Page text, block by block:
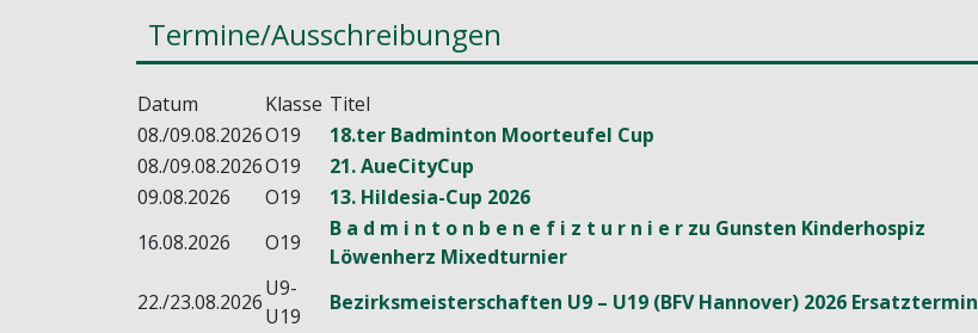
Termine/Ausschreibungen
Datum Klasse Titel
08./09.08.2026O19 18.ter Badminton Moorteufel Cup
08./09.08.2026O19 21. AueCityCup
09.08.2026
O19 13. Hildesia-Cup 2026
16.08.2026
O19
B a d m i n t o n b e n e f i z t u r n i e r zu Gunsten Kinderhospiz
Löwenherz Mixedturnier
22./23.08.2026
U9-
U19
Bezirksmeisterschaften U9 – U19 (BFV Hannover) 2026 Ersatztermin